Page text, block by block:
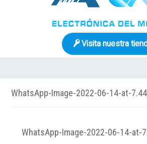
Visita nuestra
WhatsApp-Image-2022-06-14-at-
WhatsApp-Image-2022-06-14-at-